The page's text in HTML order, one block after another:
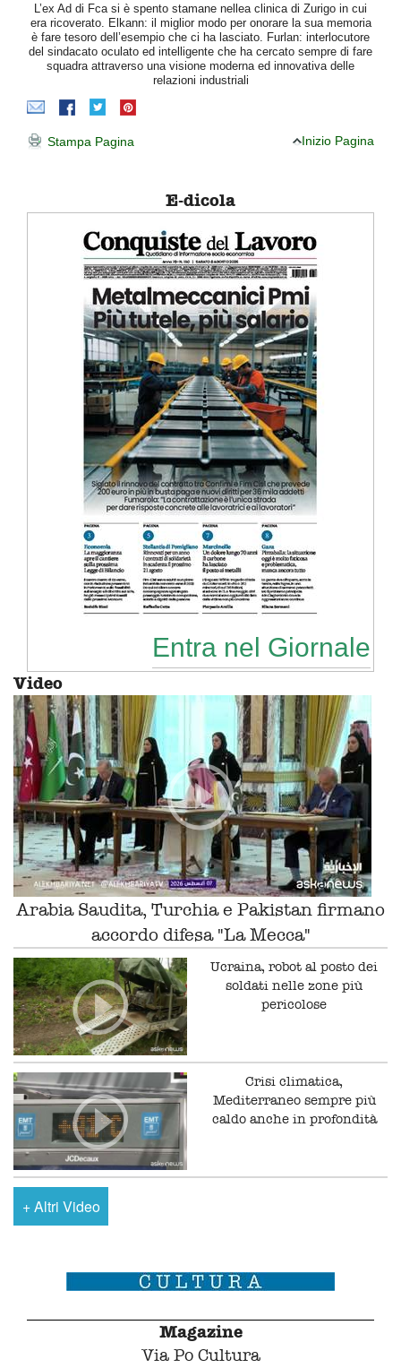
L’ex Ad di Fca si è spento stamane nellea clinica di Zurigo in cui
era ricoverato. Elkann: il miglior modo per onorare la sua memoria
è fare tesoro dell’esempio che ci ha lasciato. Furlan: interlocutore
del sindacato oculato ed intelligente che ha cercato sempre di fare
squadra attraverso una visione moderna ed innovativa delle
relazioni industriali
Stampa Pagina Inizio Pagina
E-dicola
Entra nel Giornale
Video
Arabia Saudita, Turchia e Pakistan firmano
accordo difesa "La Mecca"
Ucraina, robot al posto dei
soldati nelle zone più
pericolose
Crisi climatica,
Mediterraneo sempre più
caldo anche in profondità
+Altri Video
Magazine
Via Po Cultura